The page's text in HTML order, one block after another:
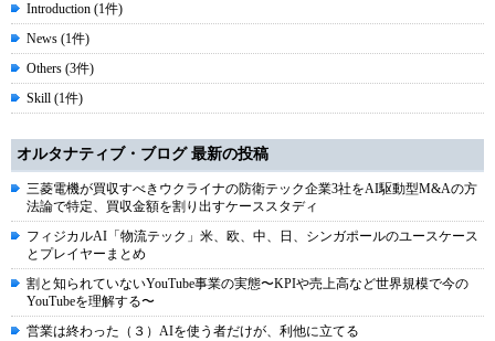
Introduction (1件)
News (1件)
Others (3件)
Skill (1件)
オルタナティブ・ブログ 最新の投稿
三菱電機が買収すべきウクライナの防衛テック企業3社をAI駆動型M&Aの方
法論で特定、買収金額を割り出すケーススタディ
フィジカルAI「物流テック」米、欧、中、日、シンガポールのユースケース
とプレイヤーまとめ
割と知られていないYouTube事業の実態〜KPIや売上高など世界規模で今の
YouTubeを理解する〜
営業は終わった（３）AIを使う者だけが、利他に立てる